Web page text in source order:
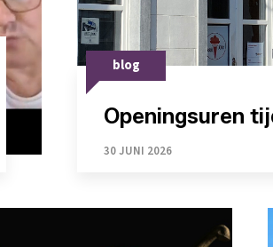
blog
Openingsuren
30 JUNI 2026